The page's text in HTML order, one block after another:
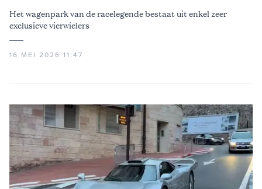
Het wagenpark van de racelegende bestaat uit enkel zeer
exclusieve vierwielers
16 MEI 2026 11:47